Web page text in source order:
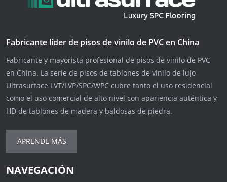
Fabricante líder de pisos de vinilo de PVC en China
Fabricante y mayorista profesional de pisos de vinilo de PVC
en China. La serie de pisos de tablones de vinilo de lujo
Ultrasurface LVT/LVP/SPC/WPC cubre tanto el uso residencial
como el uso comercial de alto nivel con apariencia auténtica y
HD de tablones de madera y baldosas de piedra.
APRENDE MÁS
NAVEGACIÓN